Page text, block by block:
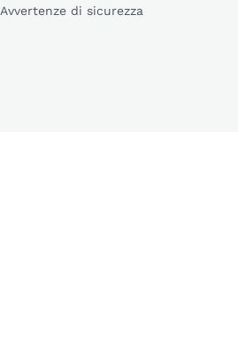
Avvertenze di sicurezza